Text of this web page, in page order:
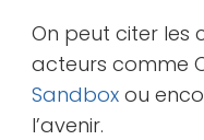
On peut citer les
acteurs comme
Sandbox ou
l’avenir.